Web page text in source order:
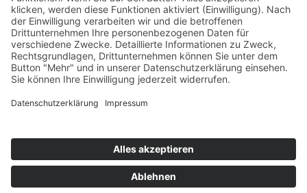
ab 4.890,— €
Kontakt Newsletter AGB Datenschutz
Cookie Einstellungen